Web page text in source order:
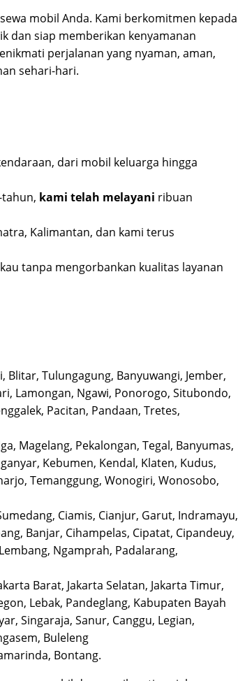
mobil Anda. Kami berkomitmen kepada
dan siap memberikan kenyamanan
perjalanan yang nyaman, aman,
sehari-hari.
dari mobil keluarga hingga
kami telah melayani ribuan
Kalimantan, dan kami terus
tanpa mengorbankan kualitas layanan
Blitar, Tulungagung, Banyuwangi, Jember,
Lamongan, Ngawi, Ponorogo, Situbondo,
Pacitan, Pandaan, Tretes,
Magelang, Pekalongan, Tegal, Banyumas,
Kebumen, Kendal, Klaten, Kudus,
Temanggung, Wonogiri, Wonosobo,
Ciamis, Cianjur, Garut, Indramayu,
Banjar, Cihampelas, Cipatat, Cipandeuy,
Ngamprah, Padalarang,
Barat, Jakarta Selatan, Jakarta Timur,
Lebak, Pandeglang, Kabupaten Bayah
Singaraja, Sanur, Canggu, Legian,
Buleleng
Bontang.